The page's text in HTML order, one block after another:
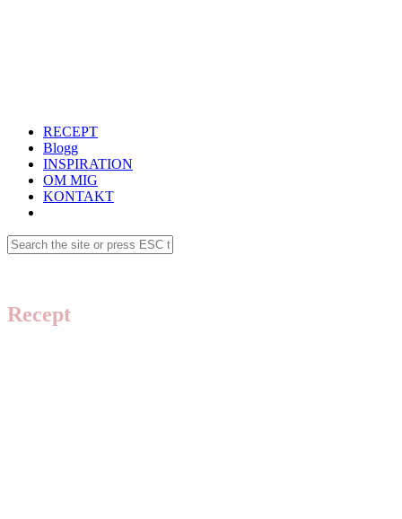
RECEPT
Blogg
INSPIRATION
OM MIG
KONTAKT
Recept